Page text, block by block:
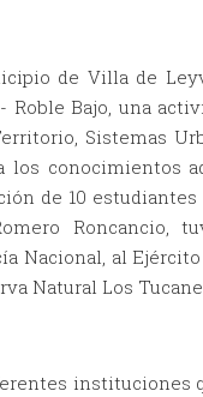
de Villa de
Roble Bajo, una
Sistemas
conocimientos
de 10
Roncancio,
Nacional, al
Natural Los
instituciones